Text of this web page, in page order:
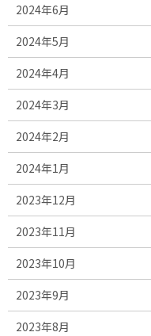
2024年6月
2024年5月
2024年4月
2024年3月
2024年2月
2024年1月
2023年12月
2023年11月
2023年10月
2023年9月
2023年8月